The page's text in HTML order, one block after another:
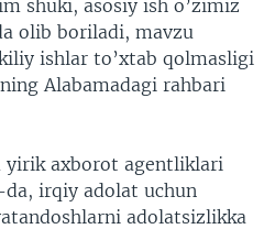
shuki, asosiy ish o’zimiz
olib boriladi, mavzu
ishlar to’xtab qolmasligi
Alabamadagi rahbari
yirik axborot agentliklari
irqiy adolat uchun
adolatsizlikka